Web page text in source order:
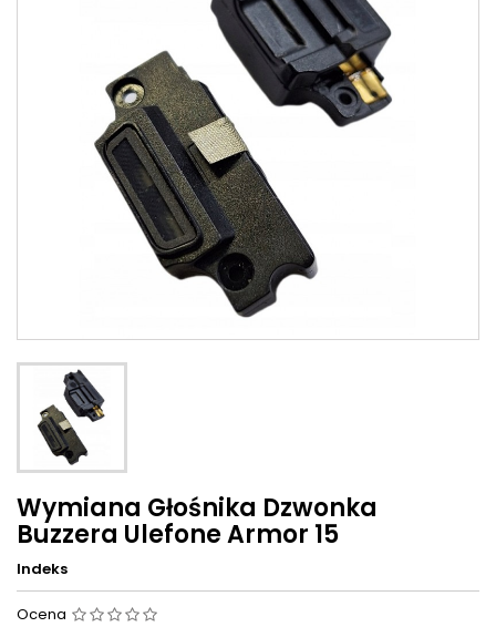
Wymiana Głośnika Dzwonka
Buzzera Ulefone Armor 15
Indeks
Ocena